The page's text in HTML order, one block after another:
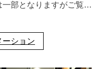
一部となりますがご覧…
ーション